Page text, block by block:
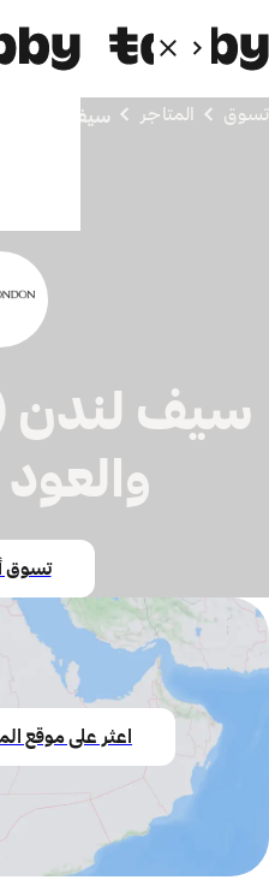
تسوق المتاجر سيف لندن
سيف لندن
تسوق
اعثر على موقع